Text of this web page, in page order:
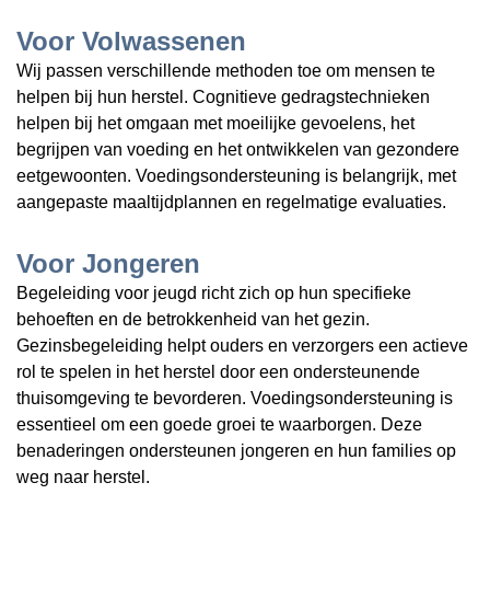
Voor Volwassenen
Wij passen verschillende methoden toe om mensen te
helpen bij hun herstel. Cognitieve gedragstechnieken
helpen bij het omgaan met moeilijke gevoelens, het
begrijpen van voeding en het ontwikkelen van gezondere
eetgewoonten. Voedingsondersteuning is belangrijk, met
aangepaste maaltijdplannen en regelmatige evaluaties.
Voor Jongeren
Begeleiding voor jeugd richt zich op hun specifieke
behoeften en de betrokkenheid van het gezin.
Gezinsbegeleiding helpt ouders en verzorgers een actieve
rol te spelen in het herstel door een ondersteunende
thuisomgeving te bevorderen. Voedingsondersteuning is
essentieel om een goede groei te waarborgen. Deze
benaderingen ondersteunen jongeren en hun families op
weg naar herstel.